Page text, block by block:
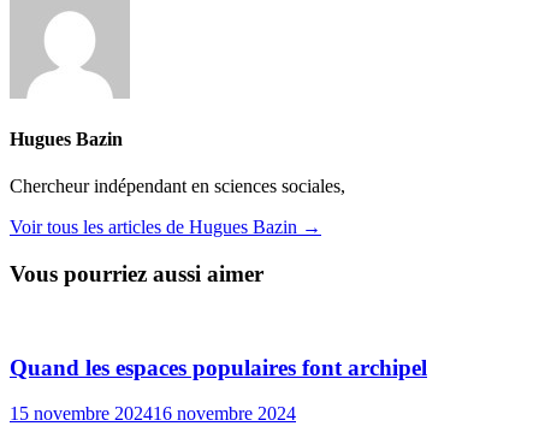
Hugues Bazin
Chercheur indépendant en sciences sociales,
Voir tous les articles de Hugues Bazin →
Vous pourriez aussi aimer
Quand les espaces populaires font archipel
15 novembre 202416 novembre 2024